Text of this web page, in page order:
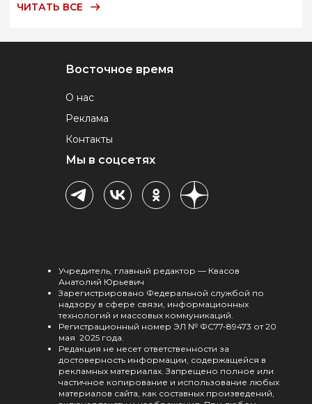
ЧИТАТЬ ВСЕ
Восточное время
О нас
Реклама
Контакты
Мы в соцсетях
Учредитель, главный редактор — Квасов
Анатолий Юрьевич
Зарегистрировано Федеральной службой по
надзору в сфере связи, информационных
технологий и массовых коммуникаций.
Регистрационный номер ЭЛ № ФС77-89473 от 20
мая 2025 года.
Редакция не несет ответственности за
достоверность информации, содержащейся в
рекламных материалах. Запрещено полное или
частичное копирование и использование любых
материалов сайта, как составных произведений,